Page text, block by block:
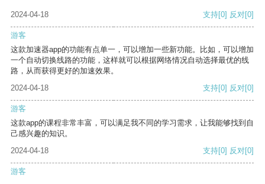
2024-04-18 支持[0] 反对[0]
游客
这款加速器app的功能有点单一，可以增加一些新功能。比如，可以增加
一个自动切换线路的功能，这样就可以根据网络情况自动选择最优的线
路，从而获得更好的加速效果。
2024-04-18
支持[0] 反对[0]
游客
这款app的课程非常丰富，可以满足我不同的学习需求，让我能够找到自
己感兴趣的知识。
2024-04-18
支持[0] 反对[0]
游客